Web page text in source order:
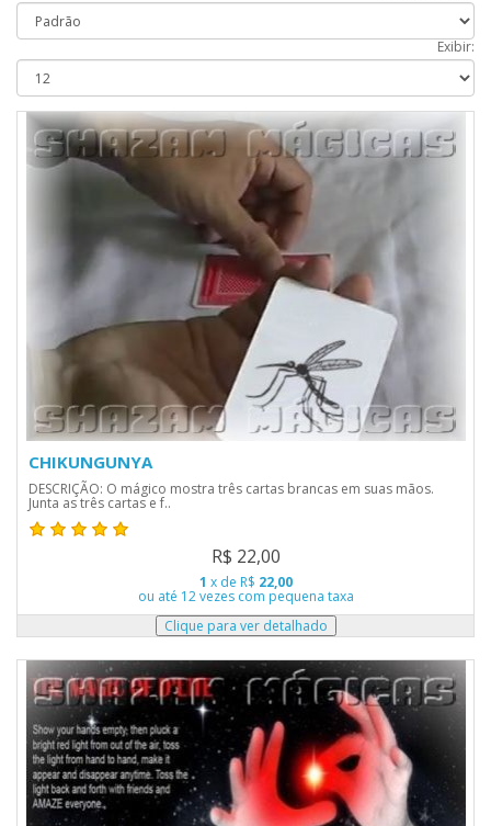
Exibir:
CHIKUNGUNYA
DESCRIÇÃO: O mágico mostra três cartas brancas em suas mãos.
Junta as três cartas e f..
R$ 22,00
1 x de R$ 22,00
ou até 12 vezes com pequena taxa